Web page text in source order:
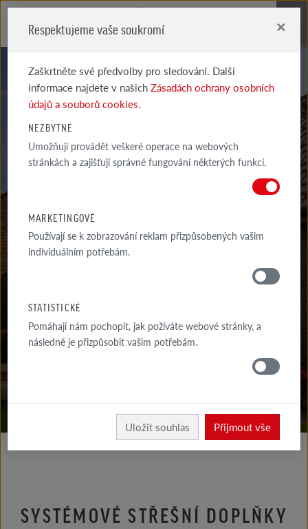
SYSTÉMOVÉ
BERGAMO UKONČENÍ PULTOVÉHO HŘEBENÁČE POČÁTEČNÍ (SPODNÍ)
KDE
Röben
SYSTÉMOVÉ STŘEŠNÍ DOPLŇKY
Respektujeme vaše soukromí ×
Zaškrtněte své předvolby pro sledování. Další
informace najdete v našichZásadách ochrany osobních
údajů a souborů cookies.
NEZBYTNÉ
Umožňují provádět veškeré operace na webových
stránkách a zajišťují správné fungování některých funkcí.
MARKETINGOVÉ
Používají se k zobrazování reklam přizpůsobených vašim
individuálním potřebám.
STATISTICKÉ
Pomáhají nám pochopit, jak požíváte webové stránky, a
následně je přizpůsobit vašim potřebám.
Uložit souhlas Přijmout vše